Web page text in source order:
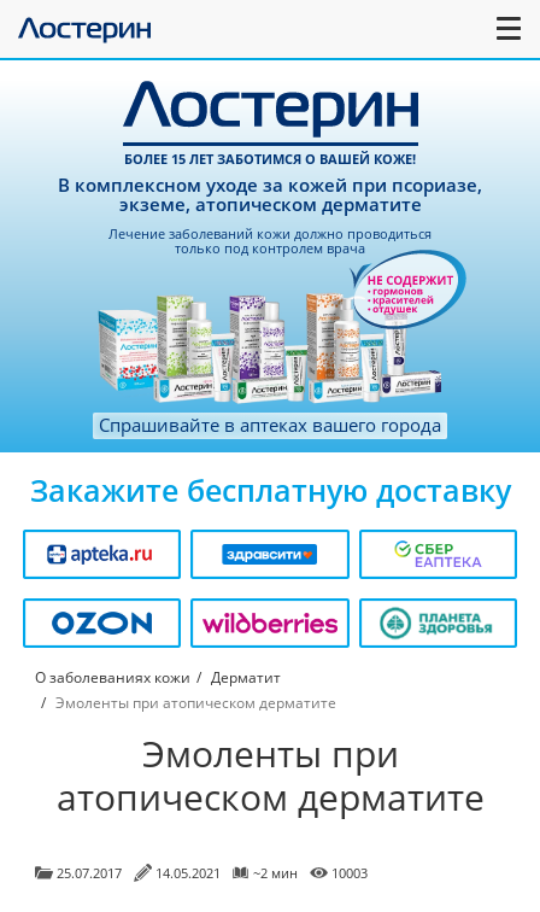
БОЛЕЕ 15 ЛЕТ ЗАБОТИМСЯ О ВАШЕЙ КОЖЕ!
В комплексном уходе за кожей при псориазе,
экземе, атопическом дерматите
Лечение заболеваний кожи должно проводиться
только под контролем врача
Спрашивайте в аптеках вашего города
Закажите бесплатную доставку
О заболеваниях кожи
Дерматит
Эмоленты при атопическом дерматите
Эмоленты при
атопическом дерматите
25.07.2017 14.05.2021 ~2 мин 10003